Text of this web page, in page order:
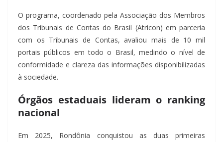
O programa, coordenado pela Associação dos Membros
dos Tribunais de Contas do Brasil (Atricon) em parceria
com os Tribunais de Contas, avaliou mais de 10 mil
portais públicos em todo o Brasil, medindo o nível de
conformidade e clareza das informações disponibilizadas
à sociedade.
Órgãos estaduais lideram o ranking
nacional
Em 2025, Rondônia conquistou as duas primeiras